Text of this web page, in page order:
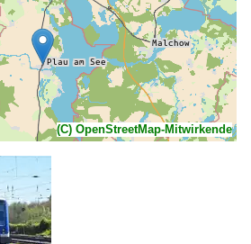
(C) OpenStreetMap-Mitwirkende